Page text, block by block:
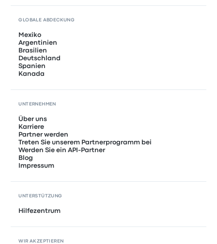
GLOBALE ABDECKUNG
Mexiko
Argentinien
Brasilien
Deutschland
Spanien
Kanada
UNTERNEHMEN
Über uns
Karriere
Partner werden
Treten Sie unserem Partnerprogramm bei
Werden Sie ein API-Partner
Blog
Impressum
UNTERSTÜTZUNG
Hilfezentrum
WIR AKZEPTIEREN